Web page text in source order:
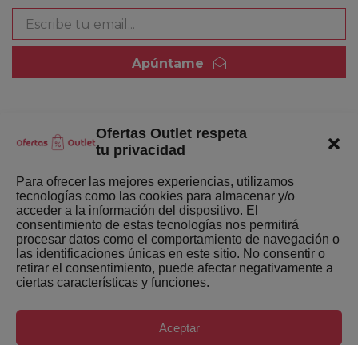
Ofertas Outlet respeta
tu privacidad
Para ofrecer las mejores experiencias, utilizamos
tecnologías como las cookies para almacenar y/o
acceder a la información del dispositivo. El
consentimiento de estas tecnologías nos permitirá
procesar datos como el comportamiento de navegación o
las identificaciones únicas en este sitio. No consentir o
retirar el consentimiento, puede afectar negativamente a
ciertas características y funciones.
Aceptar
Apúntame
Quienes somos
Últimas Novedades
Mejores ofertas de la semana